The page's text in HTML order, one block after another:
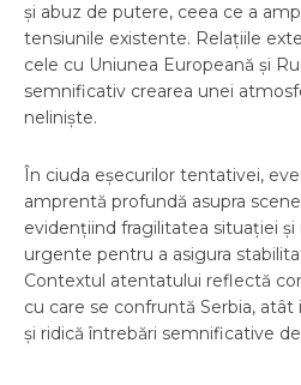
și abuz de putere, ceea ce a
tensiunile existente. Relațiile
cele cu Uniunea Europeană și
semnificativ crearea unei
neliniște.
În ciuda eșecurilor tentativei,
amprentă profundă asupra
evidențiind fragilitatea situației
urgente pentru a asigura
Contextul atentatului reflectă
cu care se confruntă Serbia,
și ridică întrebări semnificative